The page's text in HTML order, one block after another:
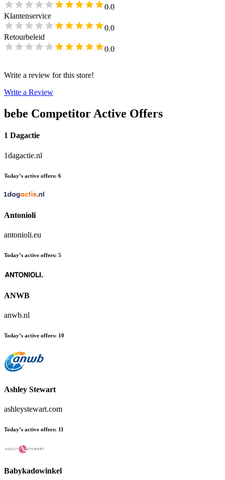
0.0
Klantenservice
0.0
Retourbeleid
0.0
Write a review for this store!
Write a Review
bebe Competitor Active Offers
1 Dagactie
1dagactie.nl
Today’s active offers: 6
Antonioli
antonioli.eu
Today’s active offers: 5
ANWB
anwb.nl
Today’s active offers: 10
Ashley Stewart
ashleystewart.com
Today’s active offers: 11
Babykadowinkel